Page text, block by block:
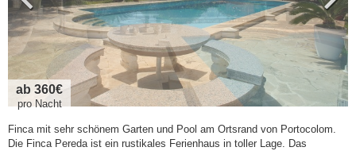
ab 360€
pro Nacht
Finca mit sehr schönem Garten und Pool am Ortsrand von Portocolom.
Die Finca Pereda ist ein rustikales Ferienhaus in toller Lage. Das